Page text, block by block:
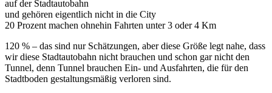
auf der Stadtautobahn
und gehören eigentlich nicht in die City
20 Prozent machen ohnehin Fahrten unter 3 oder 4 Km
120 % – das sind nur Schätzungen, aber diese Größe legt nahe, dass
wir diese Stadtautobahn nicht brauchen und schon gar nicht den
Tunnel, denn Tunnel brauchen Ein- und Ausfahrten, die für den
Stadtboden gestaltungsmäßig verloren sind.